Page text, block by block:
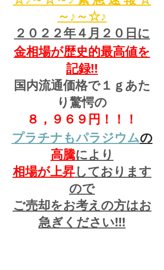
～♪～☆♪
２０２２年４月２０日に
金相場が歴史的最高値を
記録!!
国内流通価格で１ｇあた
り驚愕の
８，９６９円！！！
プラチナもパラジウムの
高騰により
相場が上昇しております
ので
ご売却をお考えの方はお
急ぎください!!!